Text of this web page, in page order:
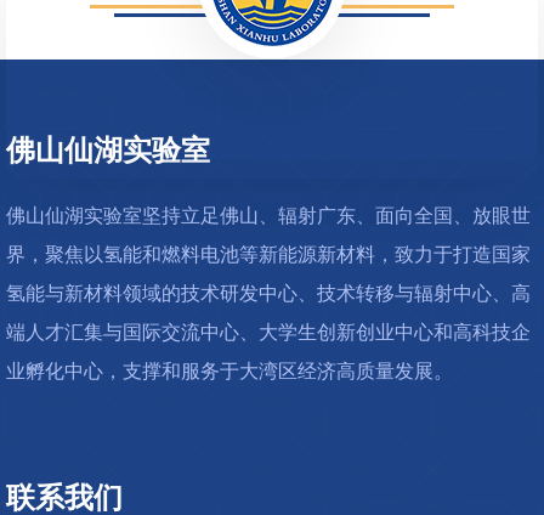
佛山仙湖实验室
佛山仙湖实验室坚持立足佛山、辐射广东、面向全国、放眼世
界，聚焦以氢能和燃料电池等新能源新材料，致力于打造国家
氢能与新材料领域的技术研发中心、技术转移与辐射中心、高
端人才汇集与国际交流中心、大学生创新创业中心和高科技企
业孵化中心，支撑和服务于大湾区经济高质量发展。
联系我们